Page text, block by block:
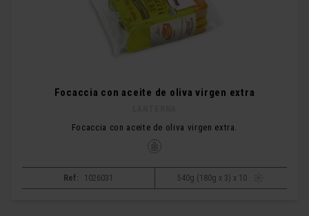
Focaccia con aceite de oliva virgen extra
Focaccia con aceite de oliva virgen extra.
Ref: 1026031 540g (180g x 3) x 10